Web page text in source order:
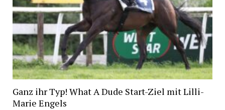
Ganz ihr Typ! What A Dude Start-Ziel mit Lilli-
Marie Engels